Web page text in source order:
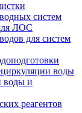
систем
ЛОС
для систем
воды
воды и
реагентов